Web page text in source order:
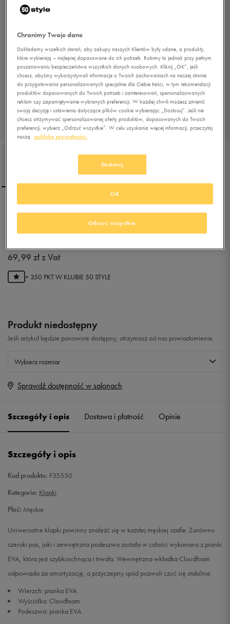
1/4
ADIDAS ADILETTE AQUA
69,99 złz Vat
+ 350 PKT W KLUBIE 50 STYLE
Produkt niedostępny
Jeśli artykuł będzie ponownie dostępny, otrzymasz od nas powiadomienie.
Wybierz rozmiar
Rozmiary EU
42 26,5 cm
42
43 27,5 cm Powiadom o dostępności
43 1/3
44,5 28,5 cm
Sprawdź dostępność w salonach
Szczegóły i opis Dostawa i płatność Opinie
Szczegóły i opis
Kod produktu: F35550
Kategoria: Klapki
Płeć: Męskie
Uniwersalne klapki powinny znaleźć się w każdej męskiej szafie. Zarówno
szeroki pas, jaki i zewnętrzna podeszwa została w całości wykonana z pianki
EVA, która jest szybkoschnąca i trwała. Wewnętrzna wkładka Cloudfoam
odpowiada za amortyzację, a przyczepny spód pozwoli czuć się stabilnie.
Wierzch: pianka EVA
Wyściółka: Cloudfoam
Podeszwa: pianka EVA
Chronimy Twoje dane
Dokładamy wszelkich starań, aby zakupy naszych Klientów były udane, a produkty,
które wybierają – najlepiej dopasowane do ich potrzeb. Robimy to jednak przy pełnym
poszanowaniu bezpieczeństwa wszystkich danych osobowych. Kliknij „OK”, jeśli
chcesz, abyśmy wykorzystywali informacje o Twoich zachowaniach na naszej stronie
do przygotowania personalizowanych specjalnie dla Ciebie treści, w tym rekomendacji
produktów dopasowanych do Twoich potrzeb i zainteresowań, spersonalizowanych
reklam czy zapamiętywanie wybranych preferencji. W każdej chwili możesz zmienić
swoją decyzję i ustawienia dotyczące plików cookie wybierając „Dostosuj”. Jeśli nie
chcesz otrzymywać spersonalizowanej oferty produktów, dopasowanych do Twoich
preferencji, wybierz „Odrzuć wszystkie”. W celu uzyskania więcej informacji, przeczytaj
naszą
politykę prywatności.
Dostosuj
Odrzuć wszystkie
OK